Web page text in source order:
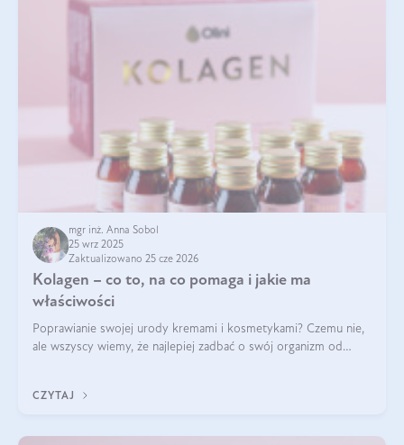
mgr inż. Anna Sobol
25 wrz 2025
Zaktualizowano 25 cze 2026
Kolagen – co to, na co pomaga i jakie ma
właściwości
Poprawianie swojej urody kremami i kosmetykami? Czemu nie,
ale wszyscy wiemy, że najlepiej zadbać o swój organizm od
wysokiej jakości suplem
CZYTAJ